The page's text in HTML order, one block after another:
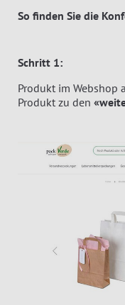
So finden Sie die
Schritt 1:
Produkt im Webshop
Produkt zu den